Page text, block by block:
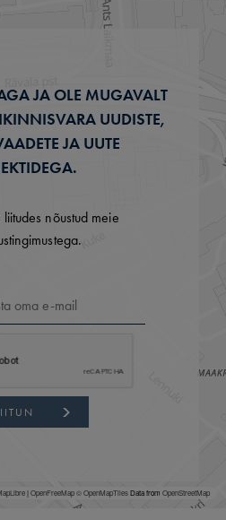
|OpenFreeMap© OpenMapTilesData from OpenStreetMap
JA OLE MUGAVALT
UUDISTE,
JA UUTE
nõustud meie